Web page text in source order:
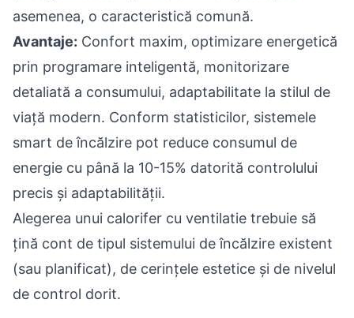
asemenea, o caracteristică comună.
Avantaje: Confort maxim, optimizare energetică
prin programare inteligentă, monitorizare
detaliată a consumului, adaptabilitate la stilul de
viață modern. Conform statisticilor, sistemele
smart de încălzire pot reduce consumul de
energie cu până la 10-15% datorită controlului
precis și adaptabilității.
Alegerea unui calorifer cu ventilatie trebuie să
țină cont de tipul sistemului de încălzire existent
(sau planificat), de cerințele estetice și de nivelul
de control dorit.